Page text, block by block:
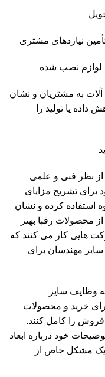
نیازدهای مشتری
لوازم نصب شده
آلات به مشتریان و نشان
داده یا تولید را
نظر فنی و علمی
برای تشریح مزایای
استفاده کرده و نشان
محصولات رقبا بهتر
هایی کار می کنند که
مهندسان برای
وظایف سایر
خرید و محصولات
را کامل کنند.
خود درباره ابعاد
مشکل خاص از